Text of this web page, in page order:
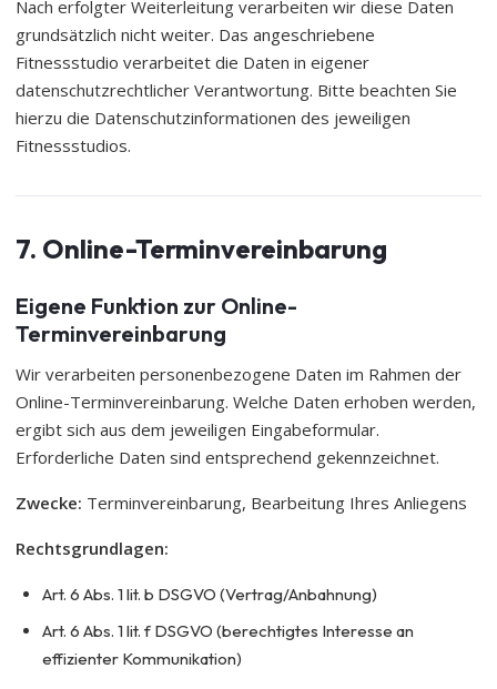
Nach erfolgter Weiterleitung verarbeiten wir diese Daten
grundsätzlich nicht weiter. Das angeschriebene
Fitnessstudio verarbeitet die Daten in eigener
datenschutzrechtlicher Verantwortung. Bitte beachten Sie
hierzu die Datenschutzinformationen des jeweiligen
Fitnessstudios.
7. Online-Terminvereinbarung
Eigene Funktion zur Online-
Terminvereinbarung
Wir verarbeiten personenbezogene Daten im Rahmen der
Online-Terminvereinbarung. Welche Daten erhoben werden,
ergibt sich aus dem jeweiligen Eingabeformular.
Erforderliche Daten sind entsprechend gekennzeichnet.
Zwecke: Terminvereinbarung, Bearbeitung Ihres Anliegens
Rechtsgrundlagen:
Art. 6 Abs. 1 lit. b DSGVO (Vertrag/Anbahnung)
Art. 6 Abs. 1 lit. f DSGVO (berechtigtes Interesse an
effizienter Kommunikation)